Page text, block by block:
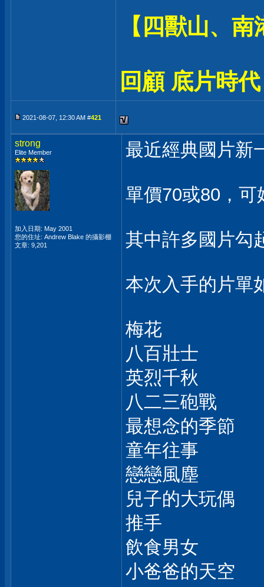
【四獸山、
回顧 底片時
2021-08-07, 12:30 AM #421
strong
Elite Member
加入日期: May 2001
您的住址: Andrew Blake 的攝影棚
文章: 9,201
最近經典國片新
單價70或80，
其中許多國片勾
本次入手的片單
梅花
八百壯士
英烈千秋
八二三砲戰
最想念的季節
童年往事
戀戀風塵
兒子的大玩偶
推手
飲食男女
小爸爸的天空